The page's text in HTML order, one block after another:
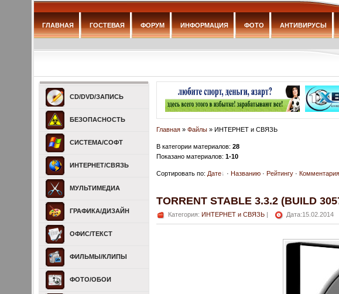
ГЛАВНАЯ ГОСТЕВАЯ ФОРУМ ИНФОРМАЦИЯ ФОТО АНТИВИРУСЫ
CD/DVD/ЗАПИСЬ
БЕЗОПАСНОСТЬ
СИСТЕМА/СОФТ
ИНТЕРНЕТ/СВЯЗЬ
МУЛЬТИМЕДИА
ГРАФИКА/ДИЗАЙН
ОФИС/ТЕКСТ
ФИЛЬМЫ/КЛИПЫ
ФОТО/ОБОИ
Главная» Файлы» ИНТЕРНЕТ и СВЯЗЬ
В категории материалов: 28
Показано материалов: 1-10
Сортировать по: Дате · Названию· Рейтингу·
TORRENT STABLE 3.3.2 (BUILD
Категория: ИНТЕРНЕТ и СВЯЗЬ| Дата:15.02.2014